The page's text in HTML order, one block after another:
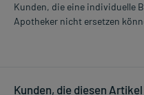
Kunden, die eine individuelle
Apotheker nicht ersetzen
Kunden, die diesen